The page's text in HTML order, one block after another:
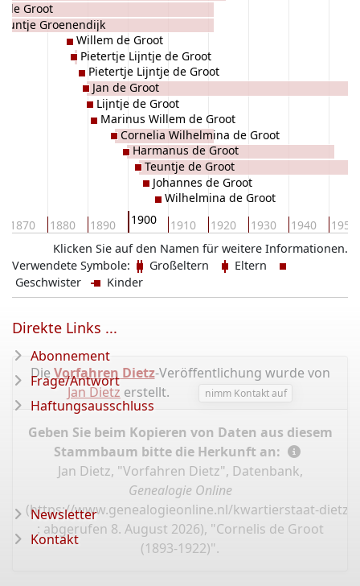
1870 1880 1890 1900 1910 1920 1930 1940 1950
de Groot
Groenendijk
Willem de Groot
Pietertje Lijntje de Groot
Pietertje Lijntje de Groot
Jan de Groot
Lijntje de Groot
Marinus Willem de Groot
Cornelia Wilhelmina de Groot
Harmanus de Groot
Teuntje de Groot
Johannes de Groot
Wilhelmina de Groot
Klicken Sie auf den Namen für weitere Informationen.
Verwendete Symbole:
Großeltern
Eltern
Geschwister
Kinder
Die Vorfahren Dietz-Veröffentlichung wurde von
Jan Dietz erstellt. nimm Kontakt auf
Geben Sie beim Kopieren von Daten aus diesem
Stammbaum bitte die Herkunft an:
Jan Dietz, "Vorfahren Dietz", Datenbank,
Genealogie Online
(https://www.genealogieonline.nl/kwartierstaat-dietz/
: abgerufen 8. August 2026), "Cornelis de Groot
(1893-1922)".
Direkte Links ...
Abonnement
Frage/Antwort
Haftungsausschluss
Newsletter
Kontakt